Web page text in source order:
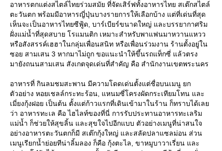
อาหารตกแต่งสไตล์ไทยร่วมสมัย ที่จัดเสิร์ฟทั้งอาหารไทย สเต๊กสไตล์
ตะวันตก พร้อมมีอาหารญี่ปุ่นบางรายการให้เลือกบ้าง แต่ที่เด่นที่สุด
เห็นจะเป็นอาหารไทยซีฟู้ด, บาร์เบียร์ขนาดใหญ่ และบรรยากาศริม
ฝั่งแม่น้ำที่สุดสบาย โรแมนติก เหมาะสำหรับพาแฟนมาหวานแหวว
หรือสังสรรค์เฮฮาในกลุ่มเพื่อนสนิท หรือเพื่อนร่วมงาน ร้านตั้งอยู่ใน
ซอย สามเสน 3 หากมาไม่ถูก ขอแนะนำให้ขึ้นรถแท็กซี่ แล้วตรง
มายังถนนสามเสน สังเกตจุดเด่นที่สำคัญ คือ สำนักงานเขตพระนคร
อาหารที่ กินลมชมสะพาน มีความโดดเด่นตั้งแต่ชื่อบนเมนู ยก
ตัวอย่าง หอยเชลล์กระทะร้อน, แหนมซี่โครงผัดกระเทียมโทน และ
เมี่ยงกุ้งฝอย เป็นต้น ตั้งแต่ก้าวแรกที่เดินเข้ามาในร้าน ก็ทราบได้เลย
ว่า อาหารทะเล คือ ไฮไลท์ของที่นี่ การรับประทานอาหารทะเลริม
แม่น้ำ ก็ช่วยให้สุขลิ้น และสุขใจไปอีกแบบ ตัวอย่างเมนูที่น่าสนใจ
อย่างอาหารตะวันตกก็มี สเต๊กกุ้งใหญ่ และสลัดปลาแซลม่อน ส่วน
เมนูเรียกน้ำย่อยทีน่าลิ้มลอง ก็คือ กุ้งตะไล, ขาหมูบาวาเรี่ยน และ